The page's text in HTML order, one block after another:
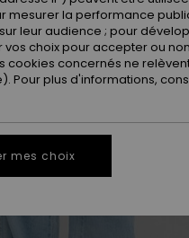
mesurer la performance
leur audience ; pour
choix pour accepter ou
cookies concernés ne
Pour plus d'informations,
mes choix